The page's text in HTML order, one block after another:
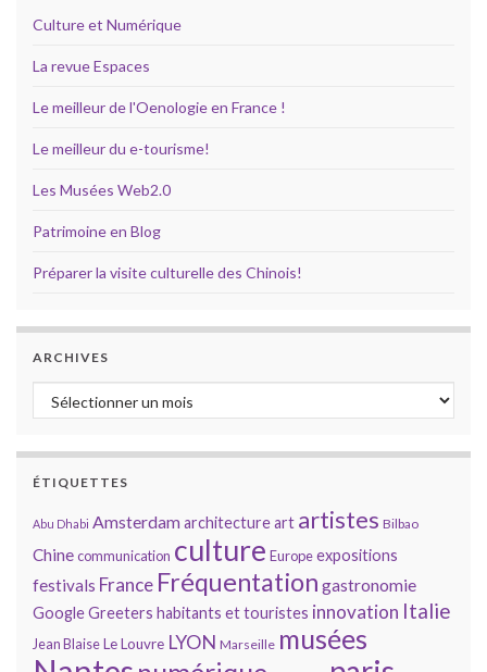
Culture et Numérique
La revue Espaces
Le meilleur de l'Oenologie en France !
Le meilleur du e-tourisme!
Les Musées Web2.0
Patrimoine en Blog
Préparer la visite culturelle des Chinois!
ARCHIVES
Archives
ÉTIQUETTES
Abu Dhabi Amsterdamarchitectureart artistes Bilbao
Chinecommunication culture Europeexpositions
festivals France Fréquentation gastronomie
GoogleGreeters habitants et touristes innovation Italie
Jean BlaiseLe Louvre LYON Marseille musées